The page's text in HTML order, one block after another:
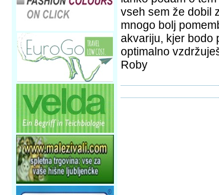
vseh sem že dobil
mnogo bolj
akvariju, kjer bodo
optimalno
Roby